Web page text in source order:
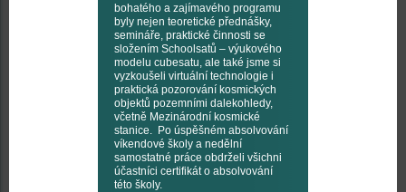
bohatého a zajímavého programu
byly nejen teoretické přednášky,
semináře, praktické činnosti se
složením Schoolsatů – výukového
modelu cubesatu, ale také jsme si
vyzkoušeli virtuální technologie i
praktická pozorování kosmických
objektů pozemními dalekohledy,
včetně Mezinárodní kosmické
stanice. Po úspěšném absolvování
víkendové školy a nedělní
samostatné práce obdrželi všichni
účastníci certifikát o absolvování
této školy.